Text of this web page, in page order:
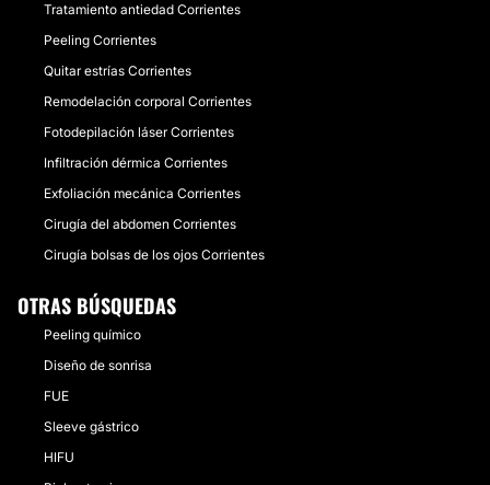
Tratamiento antiedad Corrientes
Peeling Corrientes
Quitar estrías Corrientes
Remodelación corporal Corrientes
Fotodepilación láser Corrientes
Infiltración dérmica Corrientes
Exfoliación mecánica Corrientes
Cirugía del abdomen Corrientes
Cirugía bolsas de los ojos Corrientes
OTRAS BÚSQUEDAS
Peeling químico
Diseño de sonrisa
FUE
Sleeve gástrico
HIFU